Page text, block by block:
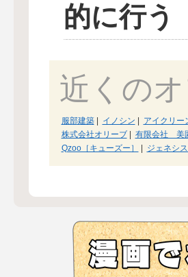
的に行う
近くの
服部建築| イノシン アイクリー
株式会社オリーブ| 有限会社 美
Qzoo［キューズー］
ジェネシ